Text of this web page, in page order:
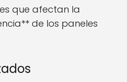
que afectan la
de los paneles